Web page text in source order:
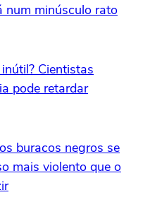
num minúsculo rato
Cientistas
pode retardar
buracos negros se
mais violento que o